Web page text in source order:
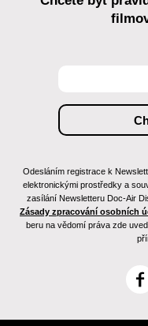
Odesláním registrace k
elektronickými prostředky a
zasílání Newsletteru Doc-Air
Zásady zpracování osobních
beru na vědomí práva zde
F
c